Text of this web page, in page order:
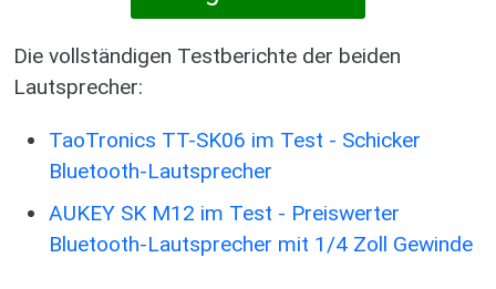
Die vollständigen Testberichte der beiden
Lautsprecher:
TaoTronics TT-SK06 im Test - Schicker
Bluetooth-Lautsprecher
AUKEY SK M12 im Test - Preiswerter
Bluetooth-Lautsprecher mit 1/4 Zoll Gewinde